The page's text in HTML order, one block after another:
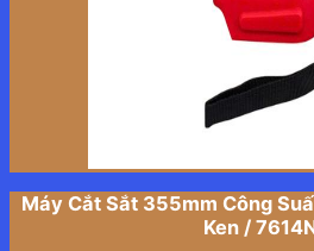
Máy Cắt Sắt 355mm Công
Ken /